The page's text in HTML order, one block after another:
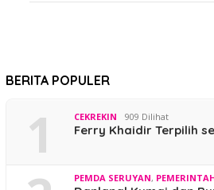
BERITA POPULER
1 CEKREKIN 909 Dilihat
Ferry Khaidir Terpilih
PEMDA SERUYAN,